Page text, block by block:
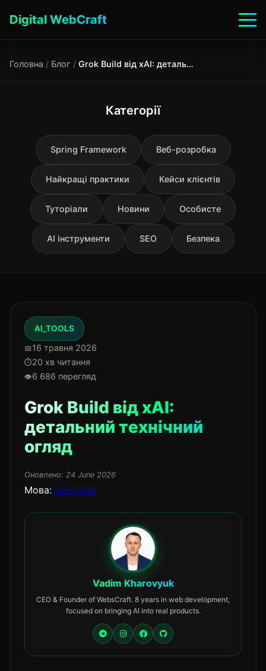
Digital WebCraft
Головна / Блог / Grok Build від xAI: детальний технічний огляд
Категорії
Spring Framework Веб-розробка
Найкращі практики Кейси клієнтів
Туторіали Новини Особисте
AI інструменти SEO Безпека
AI_TOOLS
16 травня 2026
20 хв читання
6 686 перегляд
Grok Build від xAI:
детальний технічний
огляд
Оновлено: 24 June 2026
Мова: 🇺🇦 🇬🇧
Vadim Kharovyuk
CEO & Founder of WebsCraft. 8 years in web development,
focused on bringing AI into real products.